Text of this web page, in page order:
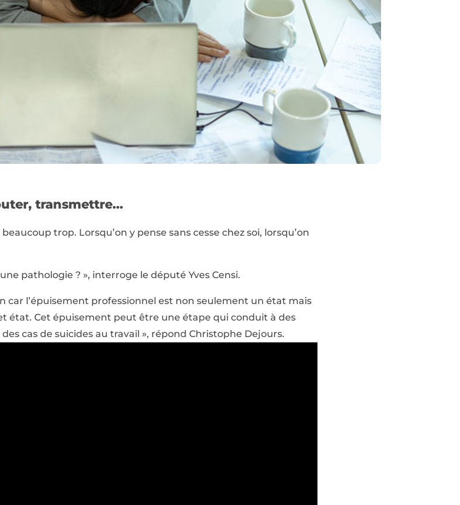
transmettre…
trop. Lorsqu’on y pense sans cesse chez soi, lorsqu’on
pathologie ? », interroge le député Yves Censi.
car l’épuisement professionnel est non seulement un état mais
état. Cet épuisement peut être une étape qui conduit à des
cas de suicides au travail », répond Christophe Dejours.